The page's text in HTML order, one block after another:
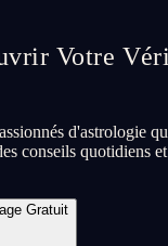
Votre
d'astrologie
conseils quotidiens
Gratuit